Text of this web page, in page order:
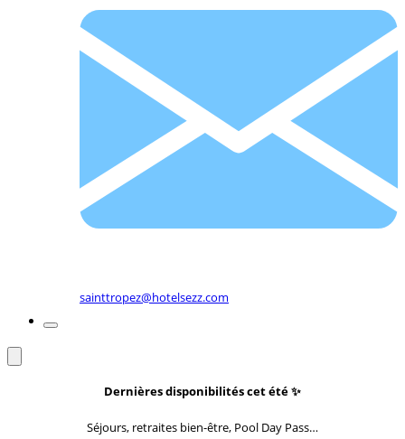
sainttropez@hotelsezz.com
Dernières disponibilités cet été ✨
Séjours, retraites bien-être, Pool Day Pass…